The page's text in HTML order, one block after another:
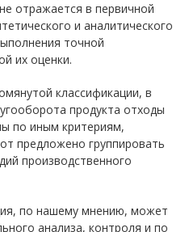
отражается в первичной
и аналитического
точной
их оценки.
классификации, в
продукта отходы
по иным критериям,
предложено группировать
производственного
по нашему мнению, может
анализа, контроля и по